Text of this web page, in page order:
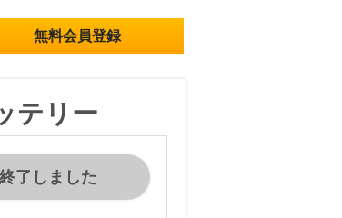
無料会員登録
テリー
了しました